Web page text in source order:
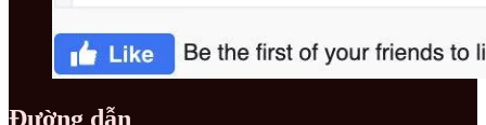
Đường dẫn